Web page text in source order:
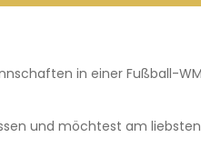
in einer Fußball-
und möchtest am